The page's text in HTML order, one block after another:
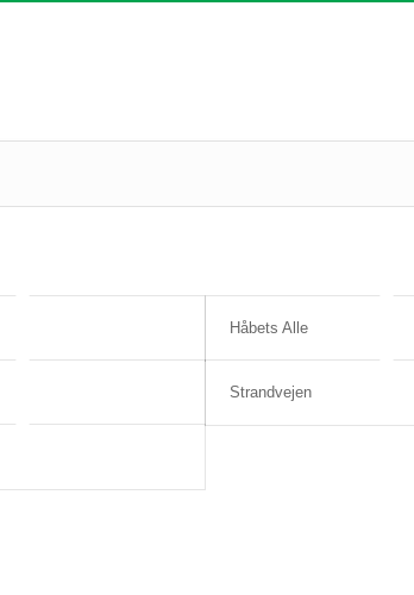
Håbets Alle
Strandvejen